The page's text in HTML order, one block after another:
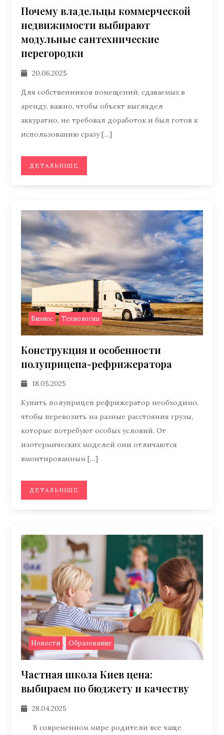
Почему владельцы коммерческой
недвижимости выбирают
модульные сантехнические
перегородки
20.06.2025
Для собственников помещений, сдаваемых в
аренду, важно, чтобы объект выглядел
аккуратно, не требовал доработок и был готов к
использованию сразу […]
ДЕТАЛЬНІШЕ
Бизнес , Технологии
Конструкция и особенности
полуприцепа-рефрижератора
18.05.2025
Купить полуприцеп рефрижератор необходимо,
чтобы перевозить на разные расстояния грузы,
которые потребуют особых условий. От
изотермических моделей они отличаются
вмонтированным […]
ДЕТАЛЬНІШЕ
Новости , Образование
Частная школа Киев цена:
выбираем по бюджету и качеству
28.04.2025
В современном мире родители все чаще